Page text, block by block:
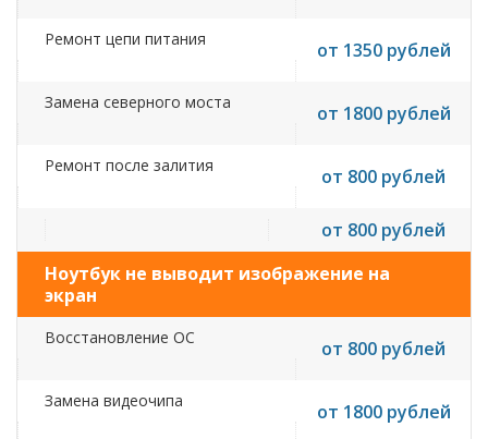
Ремонт цепи питания от 1350 рублей
Замена северного моста от 1800 рублей
Ремонт после залития от 800 рублей
от 800 рублей
Ноутбук не выводит изображение на
экран
Восстановление ОС от 800 рублей
Замена видеочипа от 1800 рублей